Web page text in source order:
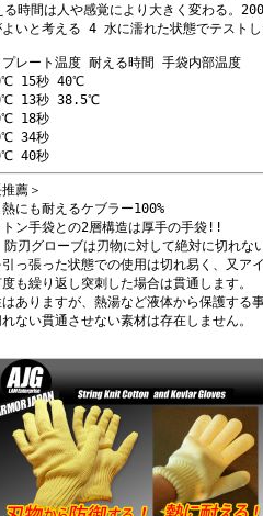
時間は人や感覚により大きく変わる。
よいと考える 4 水に濡れた状態でテスト
プレート温度 耐える時間 手袋内部温度
15秒 40℃
13秒 38.5℃
18秒
34秒
40秒
薦＞
にも耐えるケブラー100%
ン手袋との2層構造は厚手の手袋!!
刃グローブは刃物に対して絶対に切れない
っ張った状態での使用は切れ易く、又ア
も繰り返し突刺した場合は貫通します。
ありますが、熱湯など液体から保護する
ない貫通させない素材は存在しません。